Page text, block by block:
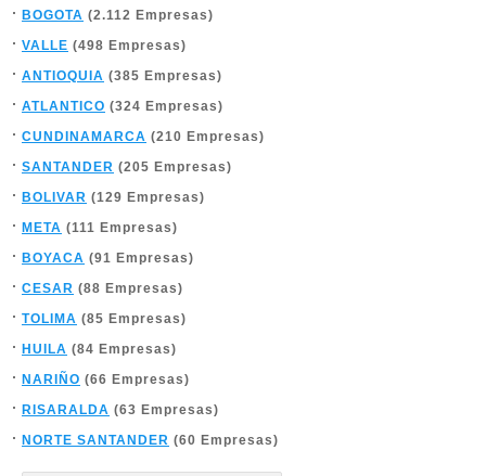
BOGOTA (2.112 Empresas)
VALLE (498 Empresas)
ANTIOQUIA (385 Empresas)
ATLANTICO (324 Empresas)
CUNDINAMARCA (210 Empresas)
SANTANDER (205 Empresas)
BOLIVAR (129 Empresas)
META (111 Empresas)
BOYACA (91 Empresas)
CESAR (88 Empresas)
TOLIMA (85 Empresas)
HUILA (84 Empresas)
NARIÑO (66 Empresas)
RISARALDA (63 Empresas)
NORTE SANTANDER (60 Empresas)